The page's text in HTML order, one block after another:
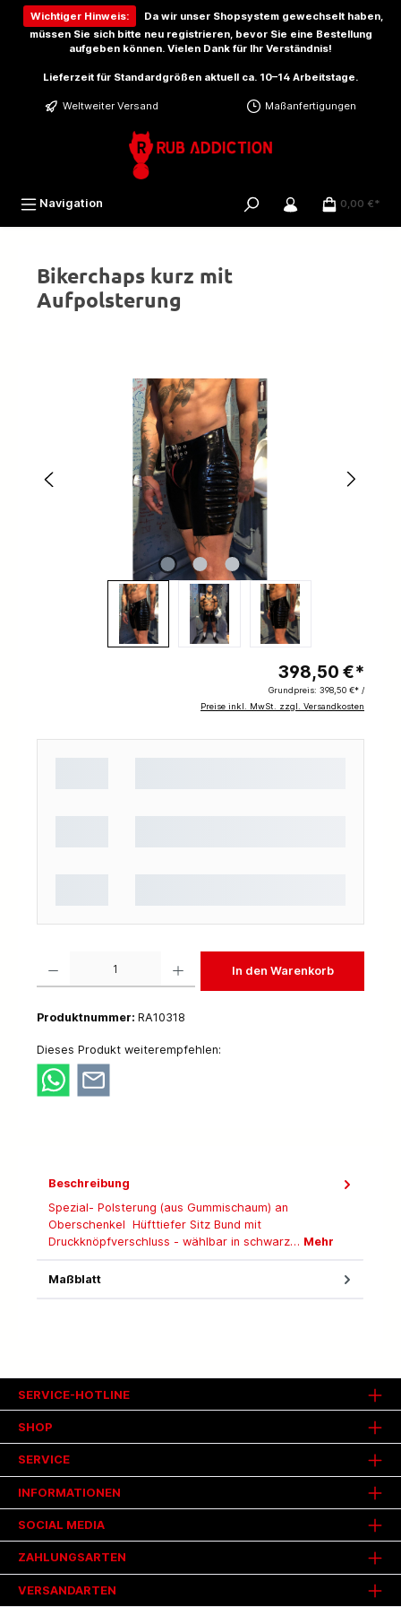
springen
Wichtiger Hinweis:
Da wir unser Shopsystem gewechselt haben,
müssen Sie sich bitte neu registrieren, bevor Sie eine Bestellung
aufgeben können. Vielen Dank für Ihr Verständnis!
Lieferzeit für Standardgrößen aktuell ca. 10–14 Arbeitstage.
Weltweiter Versand Maßanfertigungen
Navigation 0,00 €*
Bikerchaps kurz mit
Aufpolsterung
398,50 €*
Grundpreis: 398,50 €* /
Preise inkl. MwSt. zzgl. Versandkosten
In den Warenkorb
Produktnummer: RA10318
Dieses Produkt weiterempfehlen:
Beschreibung
Spezial- Polsterung (aus Gummischaum) an
Oberschenkel Hüfttiefer Sitz Bund mit
Druckknöpfverschluss - wählbar in schwarz… Mehr
Maßblatt
SHOP
SERVICE
INFORMATIONEN
SERVICE-HOTLINE
SOCIAL MEDIA
ZAHLUNGSARTEN
VERSANDARTEN